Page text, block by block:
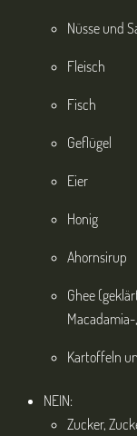
Nüsse und
Fleisch
Fisch
Geflügel
Eier
Honig
Ahornsirup
Ghee
Kartoffeln
NEIN:
Zucker,